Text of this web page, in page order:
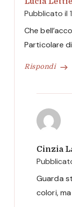
Pubblicato il
Rispondi
Che
Particolare
Cinzia
Guarda
colori,